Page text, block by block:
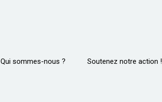
Qui sommes-nous ? Soutenez notre action !